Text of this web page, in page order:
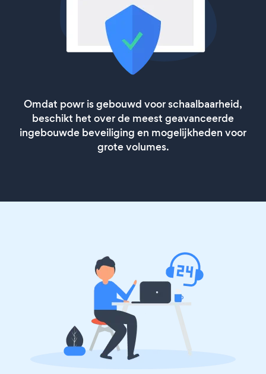
Omdat powr is gebouwd voor schaalbaarheid,
beschikt het over de meest geavanceerde
ingebouwde beveiliging en mogelijkheden voor
grote volumes.